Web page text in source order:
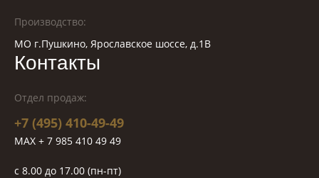
Производство:
МО г.Пушкино, Ярославское шоссе, д.1В
Контакты
Отдел продаж:
+7 (495) 410-49-49
MAX + 7 985 410 49 49
c 8.00 до 17.00 (пн-пт)